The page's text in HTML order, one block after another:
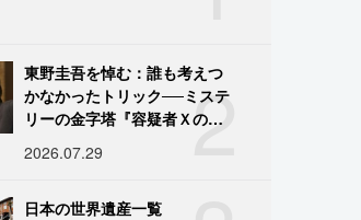
2
東野圭吾を悼む：誰も考えつ
かなかったトリック──ミステ
リーの金字塔『容疑者Ｘの献
2026.07.29
日本の世界遺産一覧